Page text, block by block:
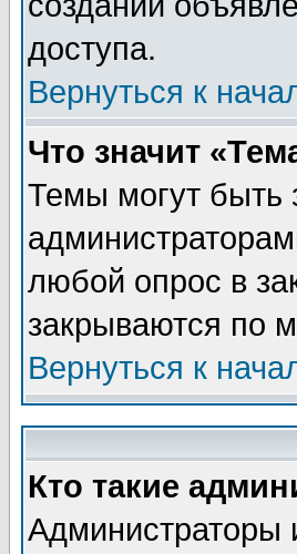
доступа.
Вернуться к
Что значит
Темы могут быть
любой опрос в
закрываются по
Вернуться к
Кто такие
Администраторы